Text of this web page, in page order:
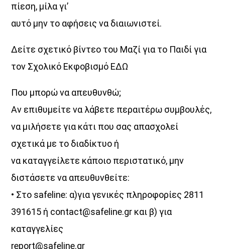
πίεση, μίλα γι’
αυτό μην το αφήσεις να διαιωνιστεί.
Δείτε σχετικό βίντεο του Μαζί για το Παιδί για
τον Σχολικό Εκφοβισμό ΕΔΩ
Που μπορώ να απευθυνθώ;
Αν επιθυμείτε να λάβετε περαιτέρω συμβουλές,
να μιλήσετε για κάτι που σας απασχολεί
σχετικά με το διαδίκτυο ή
να καταγγείλετε κάποιο περιστατικό, μην
διστάσετε να απευθυνθείτε:
• Στο safeline: α)για γενικές πληροφορίες 2811
391615 ή contact@safeline.gr και β) για
καταγγελίες
report@safeline.gr